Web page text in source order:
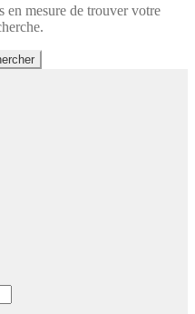
en mesure de trouver votre